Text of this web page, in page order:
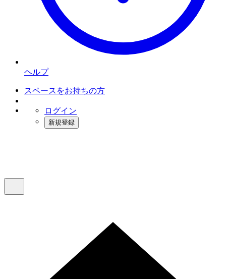
ヘルプ
スペースをお持ちの方
ログイン
新規登録